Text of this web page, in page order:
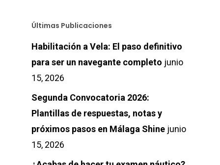
Últimas Publicaciones
Habilitación a Vela: El paso definitivo
para ser un navegante completo junio
15, 2026
Segunda Convocatoria 2026:
Plantillas de respuestas, notas y
próximos pasos en Málaga Shine junio
15, 2026